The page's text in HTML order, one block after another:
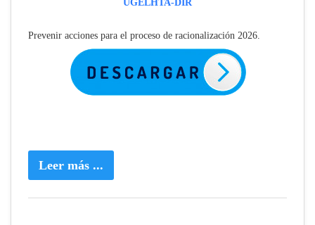
Prevenir acciones para el proceso de racionalización 2026.
Leer más ...